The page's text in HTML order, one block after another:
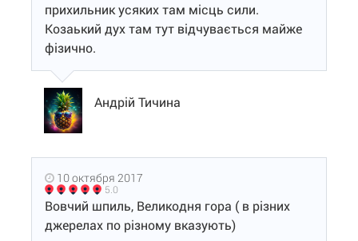
прихильник усяких там місць сили.
Козаький дух там тут відчувається майже
фізично.
Андрій Тичина
10 октября 2017
5.0
Вовчий шпиль, Великодня гора ( в різних
джерелах по різному вказують)